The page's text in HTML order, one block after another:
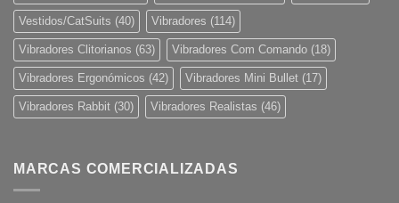
Vestidos/CatSuits (40) Vibradores (114)
Vibradores Clitorianos (63) Vibradores Com Comando (18)
Vibradores Ergonómicos (42) Vibradores Mini Bullet (17)
Vibradores Rabbit (30) Vibradores Realistas (46)
MARCAS COMERCIALIZADAS